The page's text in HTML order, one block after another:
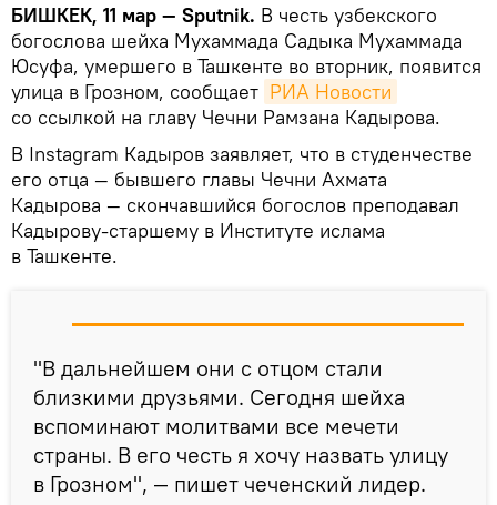
БИШКЕК, 11 мар — Sputnik. В честь узбекского
богослова шейха Мухаммада Садыка Мухаммада
Юсуфа, умершего в Ташкенте во вторник, появится
улица в Грозном, сообщает РИА Новости
со ссылкой на главу Чечни Рамзана Кадырова.
В Instagram Кадыров заявляет, что в студенчестве
его отца — бывшего главы Чечни Ахмата
Кадырова — скончавшийся богослов преподавал
Кадырову-старшему в Институте ислама
в Ташкенте.
"В дальнейшем они с отцом стали
близкими друзьями. Сегодня шейха
вспоминают молитвами все мечети
страны. В его честь я хочу назвать улицу
в Грозном", — пишет чеченский лидер.